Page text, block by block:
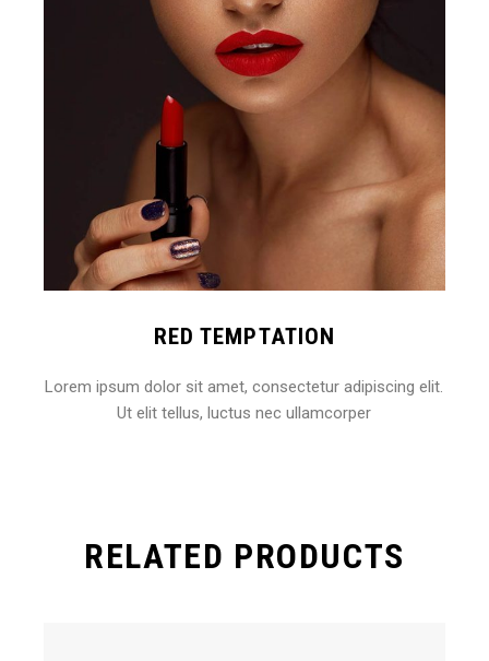
RED TEMPTATION
Lorem ipsum dolor sit amet, consectetur adipiscing elit.
Ut elit tellus, luctus nec ullamcorper
RELATED PRODUCTS